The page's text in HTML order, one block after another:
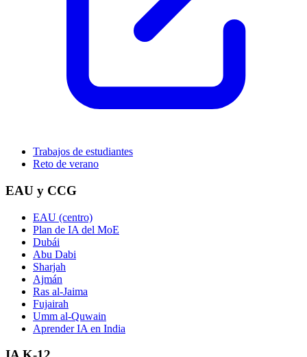
Trabajos de estudiantes
Reto de verano
EAU y CCG
EAU (centro)
Plan de IA del MoE
Dubái
Abu Dabi
Sharjah
Ajmán
Ras al-Jaima
Fujairah
Umm al-Quwain
Aprender IA en India